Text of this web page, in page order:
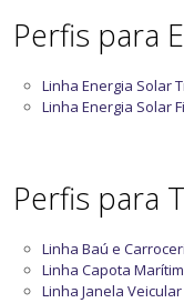
Perfis para
Linha Energia Solar
Linha Energia Solar
Perfis para
Linha Baú e
Linha Capota
Linha Janela Veicular